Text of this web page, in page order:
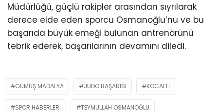
Müdürlüğü, güçlü rakipler arasından sıyrılarak
derece elde eden sporcu Osmanoğlu’nu ve bu
başarıda büyük emeği bulunan antrenörünü
tebrik ederek, başarılarının devamını diledi.
GÜMÜŞ MADALYA JUDO BAŞARISI KOCAELI
SPOR HABERLERI TEYMULLAH OSMANOĞLU